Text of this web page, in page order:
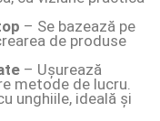
– Se bazează pe
de produse
– Ușurează
metode de lucru.
unghiile, ideală și